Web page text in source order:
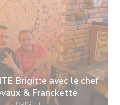
Brigitte avec le chef
& Franckette